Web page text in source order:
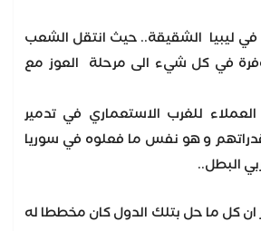
ليبيا الشقيقة.. حيث انتقل الشعب
في كل شيء الى مرحلة العوز مع
للغرب الاستعماري في تدمير
و هو نفس ما فعلوه في سوريا
البطل..
كل ما حل بتلك الدول كان مخططا له